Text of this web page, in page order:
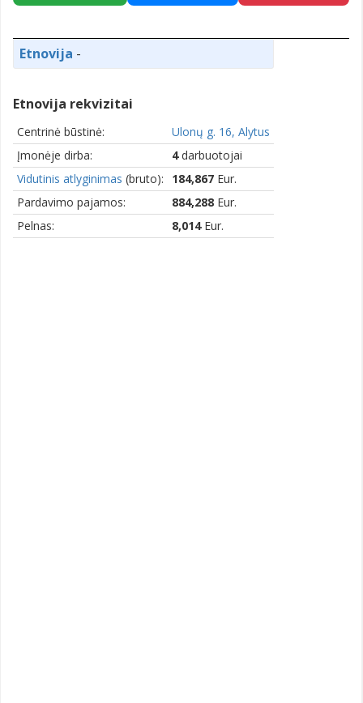
Etnovija -
Etnovija rekvizitai
Centrinė būstinė:
Ulonų g. 16, Alytus
Įmonėje dirba:
4darbuotojai
Vidutinis atlyginimas (bruto): 184,867 Eur.
Pardavimo pajamos:
884,288 Eur.
Pelnas:
8,014Eur.